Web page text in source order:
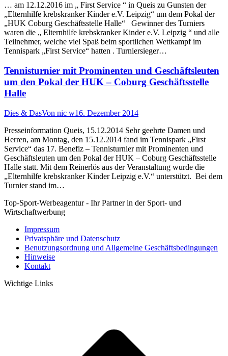
… am 12.12.2016 im „ First Service “ in Queis zu Gunsten der
„Elternhilfe krebskranker Kinder e.V. Leipzig“ um dem Pokal der
„HUK Coburg Geschäftsstelle Halle“ Gewinner des Turniers
waren die „ Elternhilfe krebskranker Kinder e.V. Leipzig “ und alle
Teilnehmer, welche viel Spaß beim sportlichen Wettkampf im
Tennispark „First Service“ hatten . Turniersieger…
Tennisturnier mit Prominenten und Geschäftsleuten
um den Pokal der HUK – Coburg Geschäftsstelle
Halle
Dies & DasVon nic w16. Dezember 2014
Presseinformation Queis, 15.12.2014 Sehr geehrte Damen und
Herren, am Montag, den 15.12.2014 fand im Tennispark „First
Service“ das 17. Benefiz – Tennisturnier mit Prominenten und
Geschäftsleuten um den Pokal der HUK – Coburg Geschäftsstelle
Halle statt. Mit dem Reinerlös aus der Veranstaltung wurde die
„Elternhilfe krebskranker Kinder Leipzig e.V.“ unterstützt. Bei dem
Turnier stand im…
Top-Sport-Werbeagentur - Ihr Partner in der Sport- und
Wirtschaftwerbung
Impressum
Privatsphäre und Datenschutz
Benutzungsordnung und Allgemeine Geschäftsbedingungen
Hinweise
Kontakt
Wichtige Links